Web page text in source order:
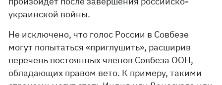
украинской войны.
Не исключено, что голос России в Совбезе
могут попытаться «приглушить», расширив
перечень постоянных членов Совбеза ООН,
обладающих правом вето. К примеру, такими